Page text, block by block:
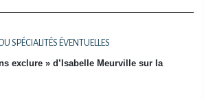
SPÉCIALITÉS ÉVENTUELLES
exclure » d’Isabelle Meurville sur la